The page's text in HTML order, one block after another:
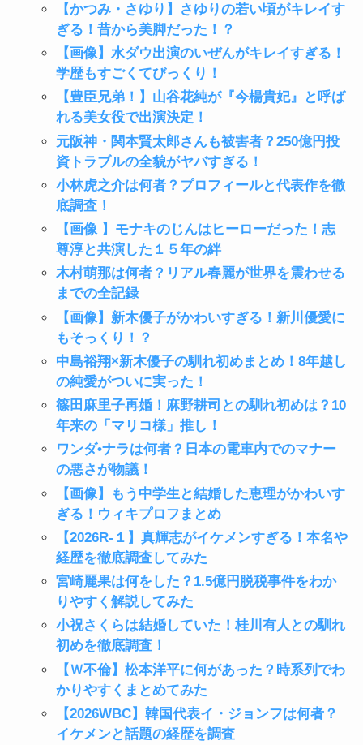
【かつみ・さゆり】さゆりの若い頃がキレイす
ぎる！昔から美脚だった！？
【画像】水ダウ出演のいぜんがキレイすぎる！
学歴もすごくてびっくり！
【豊臣兄弟！】山谷花純が『今楊貴妃』と呼ば
れる美女役で出演決定！
元阪神・関本賢太郎さんも被害者？250億円投
資トラブルの全貌がヤバすぎる！
小林虎之介は何者？プロフィールと代表作を徹
底調査！
【画像 】モナキのじんはヒーローだった！志
尊淳と共演した１５年の絆
木村萌那は何者？リアル春麗が世界を震わせる
までの全記録
【画像】新木優子がかわいすぎる！新川優愛に
もそっくり！？
中島裕翔×新木優子の馴れ初めまとめ！8年越し
の純愛がついに実った！
篠田麻里子再婚！麻野耕司との馴れ初めは？10
年来の「マリコ様」推し！
ワンダ•ナラは何者？日本の電車内でのマナー
の悪さが物議！
【画像】もう中学生と結婚した恵理がかわいす
ぎる！ウィキプロフまとめ
【2026R-１】真輝志がイケメンすぎる！本名や
経歴を徹底調査してみた
宮崎麗果は何をした？1.5億円脱税事件をわか
りやすく解説してみた
小祝さくらは結婚していた！桂川有人との馴れ
初めを徹底調査！
【Ｗ不倫】松本洋平に何があった？時系列でわ
かりやすくまとめてみた
【2026WBC】韓国代表イ・ジョンフは何者？
イケメンと話題の経歴を調査